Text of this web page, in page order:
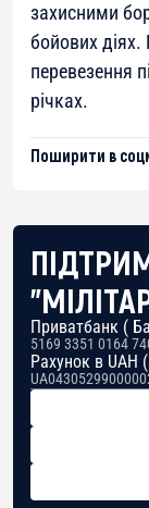
захисними
бойових
перевезення
річках.
Поширити в
Приватбанк (
5169 3351 0164
Рахунок в UAH